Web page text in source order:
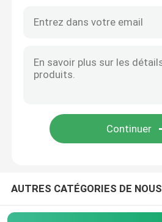
AUTRES CATÉGORIES DE NOUS